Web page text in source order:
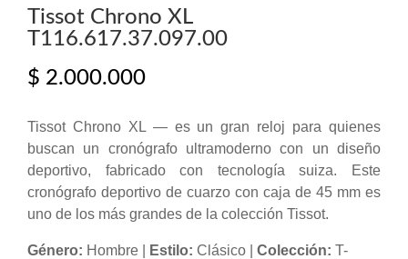
Tissot Chrono XL
T116.617.37.097.00
$ 2.000.000
Tissot Chrono XL — es un gran reloj para quienes
buscan un cronógrafo ultramoderno con un diseño
deportivo, fabricado con tecnología suiza. Este
cronógrafo deportivo de cuarzo con caja de 45 mm es
uno de los más grandes de la colección Tissot.
Género: Hombre | Estilo: Clásico | Colección: T-